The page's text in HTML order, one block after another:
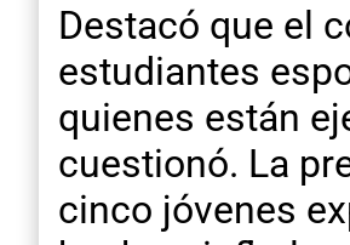
Destacó que el
estudiantes
quienes están
cuestionó. La
cinco jóvenes